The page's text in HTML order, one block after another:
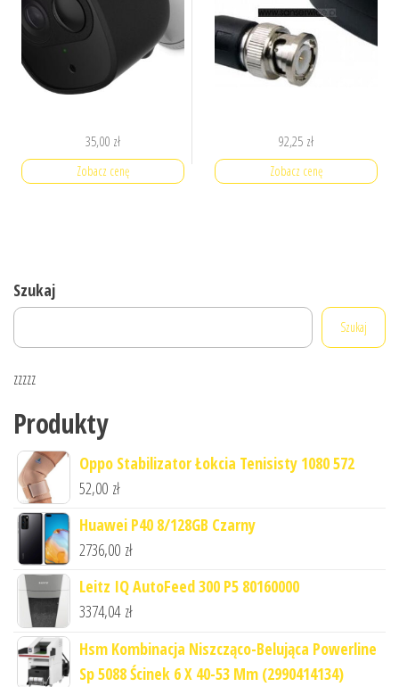
35,00 zł
Zobacz cenę
92,25 zł
Zobacz cenę
Szukaj
Szukaj
zzzzz
Produkty
Oppo Stabilizator Łokcia Tenisisty 1080 572
52,00 zł
Huawei P40 8/128GB Czarny
2736,00 zł
Leitz IQ AutoFeed 300 P5 80160000
3374,04 zł
Hsm Kombinacja Niszcząco-Belująca Powerline
Sp 5088 Ścinek 6 X 40-53 Mm (2990414134)